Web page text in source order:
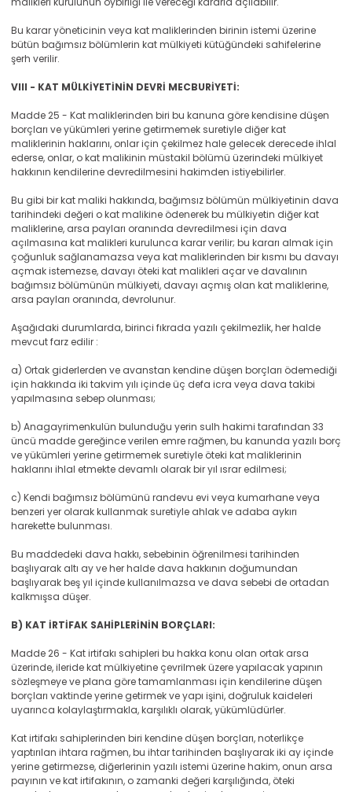
Bu karar yöneticinin veya kat maliklerinden birinin istemi üzerine
bütün bağımsız bölümlerin kat mülkiyeti kütüğündeki sahifelerine
şerh verilir.
VIII - KAT MÜLKİYETİNİN DEVRİ MECBURİYETİ:
Madde 25 - Kat maliklerinden biri bu kanuna göre kendisine düşen
borçları ve yükümleri yerine getirmemek suretiyle diğer kat
maliklerinin haklarını, onlar için çekilmez hale gelecek derecede ihlal
ederse, onlar, o kat malikinin müstakil bölümü üzerindeki mülkiyet
hakkının kendilerine devredilmesini hakimden istiyebilirler.
Bu gibi bir kat maliki hakkında, bağımsız bölümün mülkiyetinin dava
tarihindeki değeri o kat malikine ödenerek bu mülkiyetin diğer kat
maliklerine, arsa payları oranında devredilmesi için dava
açılmasına kat malikleri kurulunca karar verilir; bu kararı almak için
çoğunluk sağlanamazsa veya kat maliklerinden bir kısmı bu davayı
açmak istemezse, davayı öteki kat malikleri açar ve davalının
bağımsız bölümünün mülkiyeti, davayı açmış olan kat maliklerine,
arsa payları oranında, devrolunur.
Aşağıdaki durumlarda, birinci fıkrada yazılı çekilmezlik, her halde
mevcut farz edilir :
a) Ortak giderlerden ve avanstan kendine düşen borçları ödemediği
için hakkında iki takvim yılı içinde üç defa icra veya dava takibi
yapılmasına sebep olunması;
b) Anagayrimenkulün bulunduğu yerin sulh hakimi tarafından 33
üncü madde gereğince verilen emre rağmen, bu kanunda yazılı borç
ve yükümleri yerine getirmemek suretiyle öteki kat maliklerinin
haklarını ihlal etmekte devamlı olarak bir yıl ısrar edilmesi;
c) Kendi bağımsız bölümünü randevu evi veya kumarhane veya
benzeri yer olarak kullanmak suretiyle ahlak ve adaba aykırı
harekette bulunması.
Bu maddedeki dava hakkı, sebebinin öğrenilmesi tarihinden
başlıyarak altı ay ve her halde dava hakkının doğumundan
başlıyarak beş yıl içinde kullanılmazsa ve dava sebebi de ortadan
kalkmışsa düşer.
B) KAT İRTİFAK SAHİPLERİNİN BORÇLARI:
Madde 26 - Kat irtifakı sahipleri bu hakka konu olan ortak arsa
üzerinde, ileride kat mülkiyetine çevrilmek üzere yapılacak yapının
sözleşmeye ve plana göre tamamlanması için kendilerine düşen
borçları vaktinde yerine getirmek ve yapı işini, doğruluk kaideleri
uyarınca kolaylaştırmakla, karşılıklı olarak, yükümlüdürler.
Kat irtifakı sahiplerinden biri kendine düşen borçları, noterlikçe
yaptırılan ihtara rağmen, bu ihtar tarihinden başlıyarak iki ay içinde
yerine getirmezse, diğerlerinin yazılı istemi üzerine hakim, onun arsa
payının ve kat irtifakının, o zamanki değeri karşılığında, öteki